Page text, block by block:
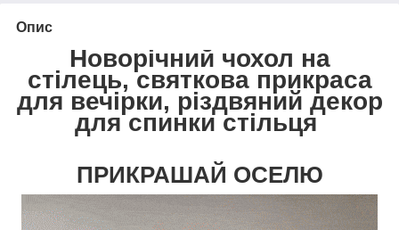
Опис
Новорічний чохол на
стілець, святкова прикраса
для вечірки, різдвяний декор
для спинки стільця
ПРИКРАШАЙ ОСЕЛЮ